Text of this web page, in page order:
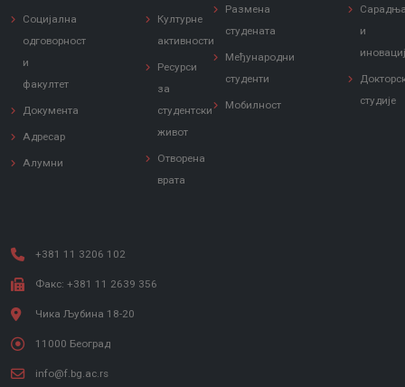
Социјална
одговорност
и
факултет
Документа
Адресар
Алумни
Културне
активности
Ресурси
за
студентски
живот
Отворена
врата
Размена
студената
Међународни
студенти
Мобилност
и
студије
+381 11 3206 102
Факс: +381 11 2639 356
Чика Љубина 18-20
11000 Београд
info@f.bg.ac.rs